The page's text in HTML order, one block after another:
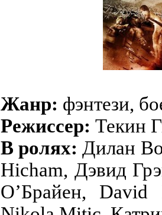
Жанр: фэнтези,
Режиссер: Текин
В ролях: Дилан
Hicham, Дэвид
О’Брайен,